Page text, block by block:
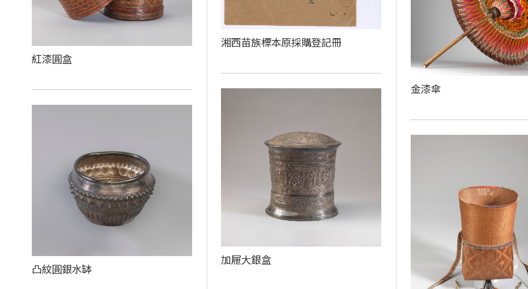
湘西苗族標本原採購登記冊
金漆傘
紅漆圓盒
加屜大銀盒
凸紋圓銀水缽